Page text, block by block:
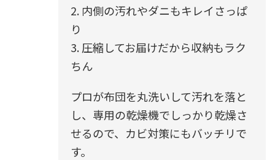
2. 内側の汚れやダニもキレイさっぱ
り
3. 圧縮してお届けだから収納もラク
ちん
プロが布団を丸洗いして汚れを落と
し、専用の乾燥機でしっかり乾燥さ
せるので、カビ対策にもバッチリで
す。